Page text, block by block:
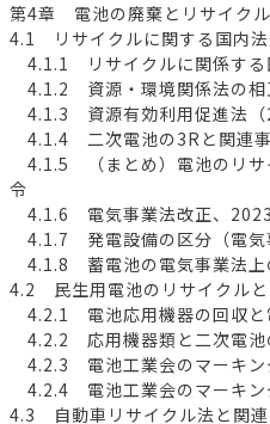
第4章 電池の廃棄とリサイク
4.1 リサイクルに関する国内
4.1.1 リサイクルに関係する
4.1.2 資源・環境関係法の相
4.1.3 資源有効利用促進法（
4.1.4 二次電池の3Rと関連
4.1.5 （まとめ）電池のリサ
令
4.1.6 電気事業法改正、
4.1.7 発電設備の区分（電気
4.1.8 蓄電池の電気事業法上
4.2 民生用電池のリサイクル
4.2.1 電池応用機器の回収と
4.2.2 応用機器類と二次電池
4.2.3 電池工業会のマーキン
4.2.4 電池工業会のマーキン
4.3 自動車リサイクル法と関連